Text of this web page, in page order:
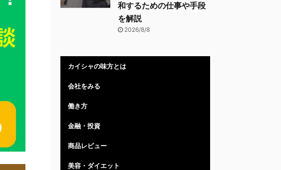
和するための仕事や手段
を解説
2026/8/8
カイシャの味方とは
会社をみる
働き方
金融・投資
商品レビュー
美容・ダイエット